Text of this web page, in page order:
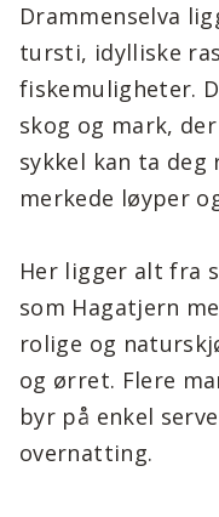
Drammenselva
tursti, idylliske
fiskemuligheter.
skog og mark,
sykkel kan ta
merkede løyper
Her ligger alt fra
som Hagatjern
rolige og
og ørret. Flere
byr på enkel
overnatting.